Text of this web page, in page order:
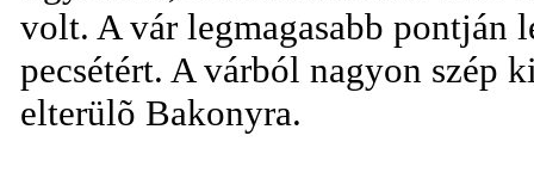
volt. A vár legmagasabb pontján
pecsétért. A várból nagyon szép
elterülõ Bakonyra.